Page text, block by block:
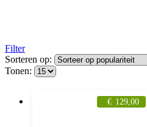
Filter
Sorteren op:
Tonen:
€ 129,00